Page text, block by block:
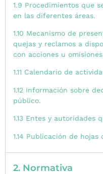
1.9 Procedimientos que
en las diferentes áreas.
1.10 Mecanismo de
quejas y reclamos a
con acciones u
1.11 Calendario de
1.12 Información sobre
público.
1.13 Entes y autoridades
1.14 Publicación de hojas
2. Normativa